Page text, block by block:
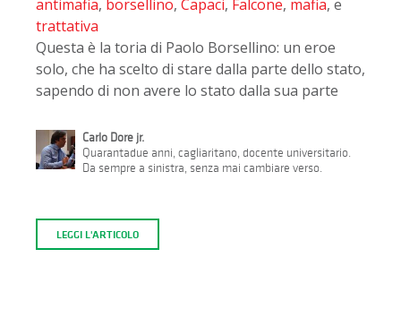
antimafia, borsellino, Capaci, Falcone, mafia, e
trattativa
Questa è la toria di Paolo Borsellino: un eroe
solo, che ha scelto di stare dalla parte dello stato,
sapendo di non avere lo stato dalla sua parte
Carlo Dore jr.
Quarantadue anni, cagliaritano, docente universitario.
Da sempre a sinistra, senza mai cambiare verso.
LEGGI L'ARTICOLO